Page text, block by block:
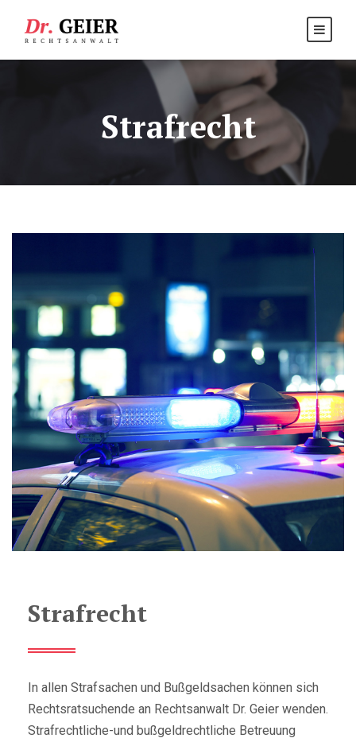
Strafrecht
Strafrecht
In allen Strafsachen und Bußgeldsachen können sich
Rechtsratsuchende an Rechtsanwalt Dr. Geier wenden.
Strafrechtliche-und bußgeldrechtliche Betreuung